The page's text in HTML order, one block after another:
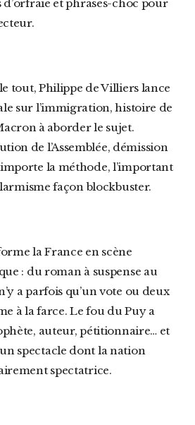
d’orfraie et phrases-choc pour
sur l’immigration, histoire de
à aborder le sujet.
de l’Assemblée, démission
la méthode, l’important
façon blockbuster.
: du roman à suspense au
a parfois qu’un vote ou deux
à la farce. Le fou du Puy a
auteur, pétitionnaire… et
spectacle dont la nation
spectatrice.